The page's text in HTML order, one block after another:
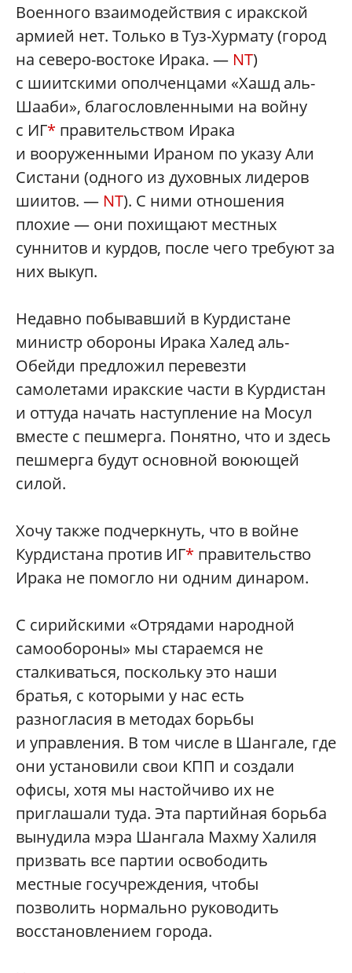
Военного взаимодействия с иракской
армией нет. Только в Туз-Хурмату (город
на северо-востоке Ирака. — NT)
с шиитскими ополченцами «Хашд аль-
Шааби», благословленными на войну
с ИГ* правительством Ирака
и вооруженными Ираном по указу Али
Систани (одного из духовных лидеров
шиитов. — NT). С ними отношения
плохие — они похищают местных
суннитов и курдов, после чего требуют за
них выкуп.
Недавно побывавший в Курдистане
министр обороны Ирака Халед аль-
Обейди предложил перевезти
самолетами иракские части в Курдистан
и оттуда начать наступление на Мосул
вместе с пешмерга. Понятно, что и здесь
пешмерга будут основной воюющей
силой.
Хочу также подчеркнуть, что в войне
Курдистана против ИГ* правительство
Ирака не помогло ни одним динаром.
С сирийскими «Отрядами народной
самообороны» мы стараемся не
сталкиваться, поскольку это наши
братья, с которыми у нас есть
разногласия в методах борьбы
и управления. В том числе в Шангале, где
они установили свои КПП и создали
офисы, хотя мы настойчиво их не
приглашали туда. Эта партийная борьба
вынудила мэра Шангала Махму Халиля
призвать все партии освободить
местные госучреждения, чтобы
позволить нормально руководить
восстановлением города.